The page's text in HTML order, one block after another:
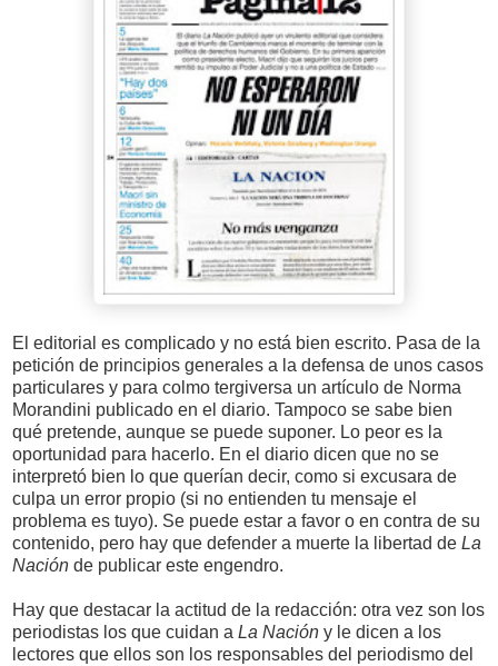
El editorial es complicado y no está bien escrito. Pasa de la
petición de principios generales a la defensa de unos casos
particulares y para colmo tergiversa un artículo de Norma
Morandini publicado en el diario. Tampoco se sabe bien
qué pretende, aunque se puede suponer. Lo peor es la
oportunidad para hacerlo. En el diario dicen que no se
interpretó bien lo que querían decir, como si excusara de
culpa un error propio (si no entienden tu mensaje el
problema es tuyo). Se puede estar a favor o en contra de su
contenido, pero hay que defender a muerte la libertad de La
Nación de publicar este engendro.
Hay que destacar la actitud de la redacción: otra vez son los
periodistas los que cuidan a La Nación y le dicen a los
lectores que ellos son los responsables del periodismo del